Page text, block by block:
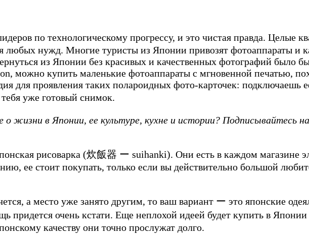
по технологическому прогрессу, и это чистая правда. Целые
любых нужд. Многие туристы из Японии привозят фотоаппараты и
из Японии без красивых и качественных фотографий было
можно купить маленькие фотоаппараты с мгновенной печатью,
для проявления таких полароидных фото-карточек: подключаешь
уже готовый снимок.
жизни в Японии, ее культуре, кухне и истории? Подписывайтесь
рисоварка (炊飯器 ー suihanki). Они есть в каждом магазине
ее стоит покупать, только если вы действительно большой
а место уже занято другим, то ваш вариант ー это японские
придется очень кстати. Еще неплохой идеей будет купить в
качеству они точно прослужат долго.